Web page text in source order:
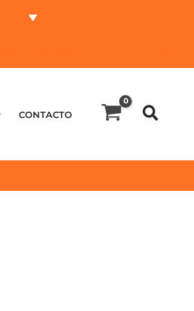
CONTACTO